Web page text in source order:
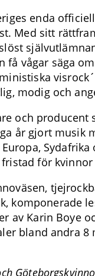
enda
Med sitt
få vågar säga
modig och
och producent
år gjort musik
för
komponerade
av Karin Boye
bland andra 8